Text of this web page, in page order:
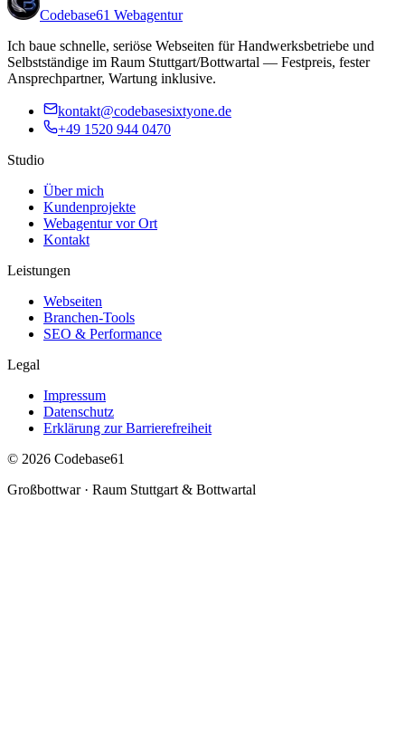
Codebase61 Webagentur
Ich baue schnelle, seriöse Webseiten für Handwerksbetriebe und
Selbstständige im Raum Stuttgart/Bottwartal — Festpreis, fester
Ansprechpartner, Wartung inklusive.
kontakt@codebasesixtyone.de
+49 1520 944 0470
Studio
Über mich
Kundenprojekte
Webagentur vor Ort
Kontakt
Leistungen
Webseiten
Branchen-Tools
SEO & Performance
Legal
Impressum
Datenschutz
Erklärung zur Barrierefreiheit
© 2026 Codebase61
Großbottwar · Raum Stuttgart & Bottwartal